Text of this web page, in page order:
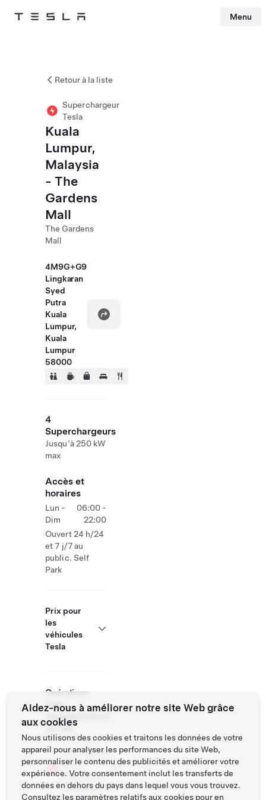
Tesla Menu
Retour à la liste
Superchargeur
Tesla
Kuala
Lumpur,
Malaysia
- The
Gardens
Mall
The Gardens
Mall
4M9G+G9
Lingkaran
Syed
Putra
Kuala
Lumpur,
Kuala
Lumpur
58000
4
Superchargeurs
Jusqu'à 250 kW
max
Accès et
horaires
Lun -
Dim
06:00 -
22:00
Ouvert 24 h/24
et 7 j/7 au
public. Self
Park
Prix pour
les
véhicules
Tesla
Opérations
Tesla
supplémentaires
sur site
Destinations
avec
stations de
recharge
Aidez-nous à améliorer notre site Web grâce
aux cookies
Nous utilisons des cookies et traitons les données de votre
appareil pour analyser les performances du site Web,
personnaliser le contenu des publicités et améliorer votre
expérience. Votre consentement inclut les transferts de
données en dehors du pays dans lequel vous vous trouvez.
Consultez les paramètres relatifs aux cookies pour en